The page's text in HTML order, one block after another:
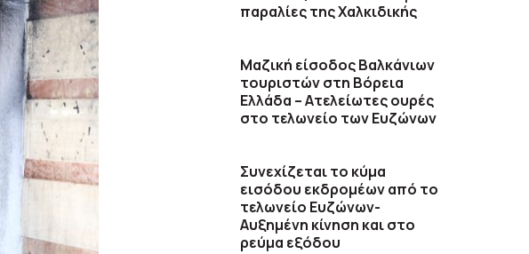
παραλίες της Χαλκιδικής
Μαζική είσοδος Βαλκάνιων
τουριστών στη Βόρεια
Ελλάδα – Ατελείωτες ουρές
στο τελωνείο των Ευζώνων
Συνεχίζεται το κύμα
εισόδου εκδρομέων από το
τελωνείο Ευζώνων-
Αυξημένη κίνηση και στο
ρεύμα εξόδου